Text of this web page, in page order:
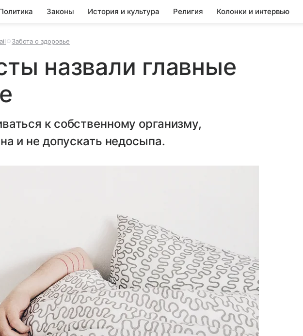
Законы История и культура Религия Колонки и интервью
Забота о здоровье
назвали главные
к собственному организму,
и не допускать недосыпа.